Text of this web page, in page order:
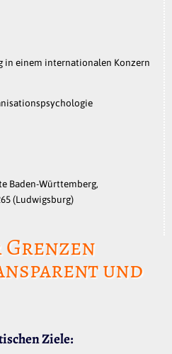
in einem internationalen Konzern
Baden-Württemberg,
(Ludwigsburg)
und
Ziele: